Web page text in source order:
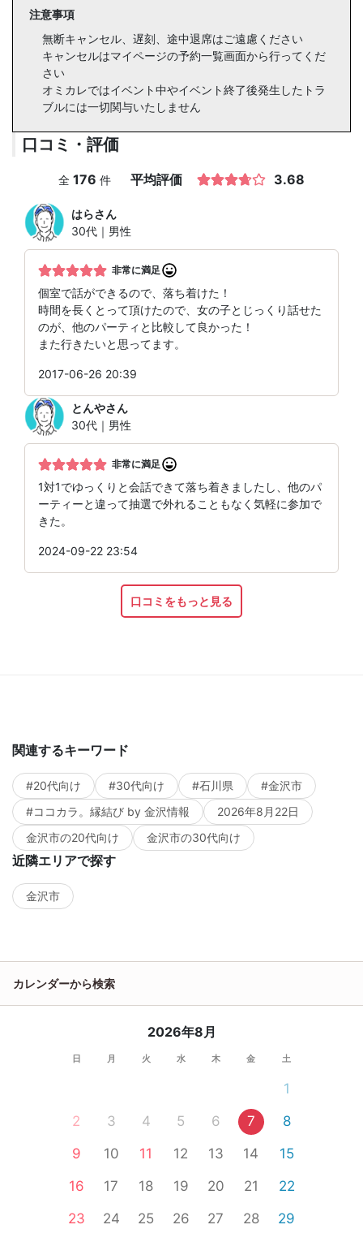
注意事項
無断キャンセル、遅刻、途中退席はご遠慮ください
キャンセルはマイページの予約一覧画面から行ってくだ
さい
オミカレではイベント中やイベント終了後発生したトラ
ブルには一切関与いたしません
口コミ・評価
全 176 件 平均評価 3.68
はらさん
30代｜男性
非常に満足
個室で話ができるので、落ち着けた！
時間を長くとって頂けたので、女の子とじっくり話せた
のが、他のパーティと比較して良かった！
また行きたいと思ってます。
2017-06-26 20:39
とんやさん
30代｜男性
非常に満足
1対1でゆっくりと会話できて落ち着きましたし、他のパ
ーティーと違って抽選で外れることもなく気軽に参加で
きた。
2024-09-22 23:54
口コミをもっと見る
関連するキーワード
#20代向け #30代向け #石川県
#金沢市
#ココカラ。縁結び by 金沢情報
2026年8月22日
金沢市の20代向け
金沢市の30代向け
近隣エリアで探す
金沢市
カレンダーから検索
2026年8月
日 月 火 水 木 金 土
1
2
3 4 5 6 7
8
9
10 11 12 13 14
15
16
17 18 19 20 21
22
23
24 25 26 27 28
29